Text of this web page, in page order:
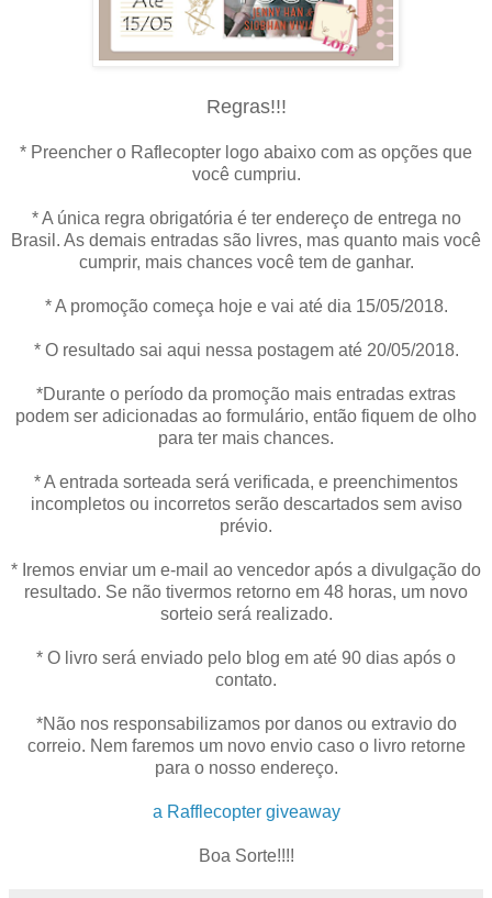
Regras!!!
* Preencher o Raflecopter logo abaixo com as opções que
você cumpriu.
* A única regra obrigatória é ter endereço de entrega no
Brasil. As demais entradas são livres, mas quanto mais você
cumprir, mais chances você tem de ganhar.
* A promoção começa hoje e vai até dia 15/05/2018.
* O resultado sai aqui nessa postagem até 20/05/2018.
*Durante o período da promoção mais entradas extras
podem ser adicionadas ao formulário, então fiquem de olho
para ter mais chances.
* A entrada sorteada será verificada, e preenchimentos
incompletos ou incorretos serão descartados sem aviso
prévio.
* Iremos enviar um e-mail ao vencedor após a divulgação do
resultado. Se não tivermos retorno em 48 horas, um novo
sorteio será realizado.
* O livro será enviado pelo blog em até 90 dias após o
contato.
*Não nos responsabilizamos por danos ou extravio do
correio. Nem faremos um novo envio caso o livro retorne
para o nosso endereço.
a Rafflecopter giveaway
Boa Sorte!!!!